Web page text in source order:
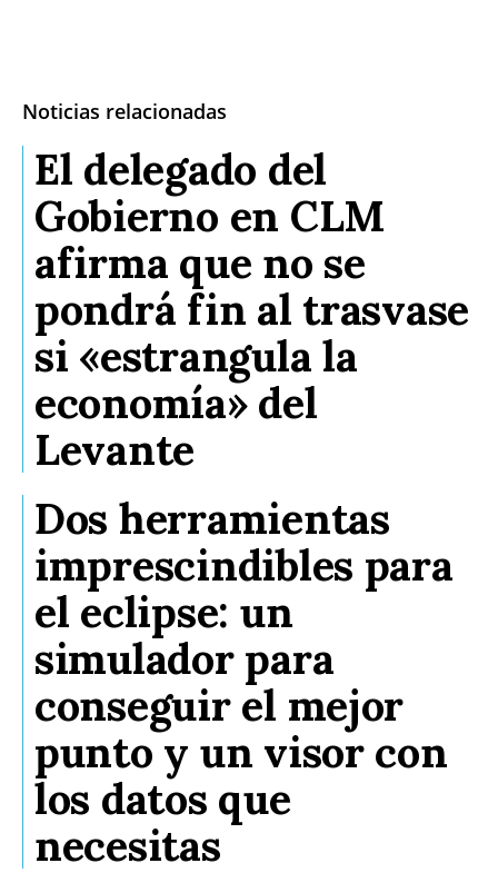
Noticias relacionadas
El delegado del
Gobierno en CLM
afirma que no se
pondrá fin al trasvase
si «estrangula la
economía» del
Levante
Dos herramientas
imprescindibles para
el eclipse: un
simulador para
conseguir el mejor
punto y un visor con
los datos que
necesitas